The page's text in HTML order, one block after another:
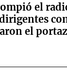
el
el